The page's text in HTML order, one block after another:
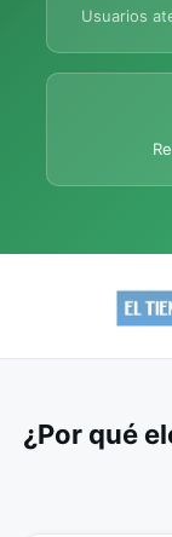
Usuarios
¿Por qué